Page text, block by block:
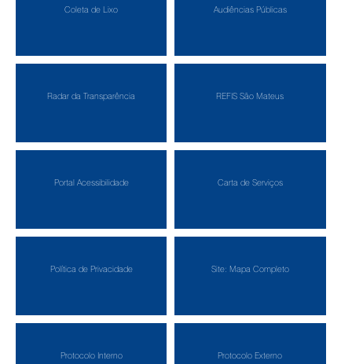
Coleta de Lixo Audiências Públicas
Radar da Transparência REFIS São Mateus
Portal Acessibilidade Carta de Serviços
Política de Privacidade Site: Mapa Completo
Protocolo Interno Protocolo Externo